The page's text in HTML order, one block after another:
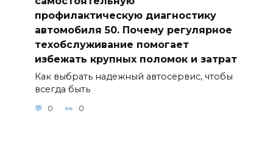
профилактическую диагностику
автомобиля 50. Почему регулярное
техобслуживание помогает
избежать крупных поломок и затрат
Как выбрать надежный автосервис, чтобы
всегда быть
0 0